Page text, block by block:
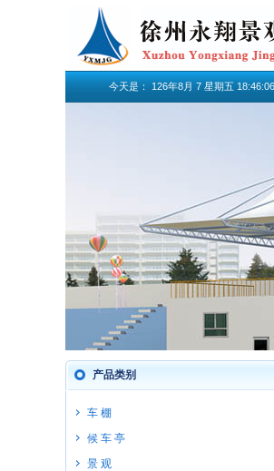
今天是： 126年8月 7 星期五 18:46:07
产品类别
车 棚
候 车 亭
景 观